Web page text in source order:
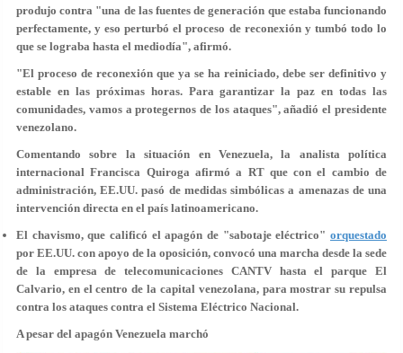
produjo contra "una de las fuentes de generación que estaba funcionando
perfectamente, y eso perturbó el proceso de reconexión y tumbó todo lo
que se lograba hasta el mediodía", afirmó.
"El proceso de reconexión que ya se ha reiniciado, debe ser definitivo y
estable en las próximas horas. Para garantizar la paz en todas las
comunidades, vamos a protegernos de los ataques", añadió el presidente
venezolano.
Comentando sobre la situación en Venezuela, la analista política
internacional Francisca Quiroga afirmó a RT que con el cambio de
administración, EE.UU. pasó de medidas simbólicas a amenazas de una
intervención directa en el país latinoamericano.
El chavismo, que calificó el apagón de "sabotaje eléctrico"orquestado
por EE.UU. con apoyo de la oposición, convocó una marcha desde la sede
de la empresa de telecomunicaciones CANTV hasta el parque El
Calvario, en el centro de la capital venezolana, para mostrar su repulsa
contra los ataques contra el Sistema Eléctrico Nacional.
A pesar del apagón Venezuela marchó